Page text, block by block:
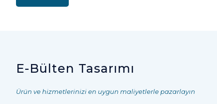
E-Bülten Tasarımı
Ürün ve hizmetlerinizi en uygun maliyetlerle pazarlayın